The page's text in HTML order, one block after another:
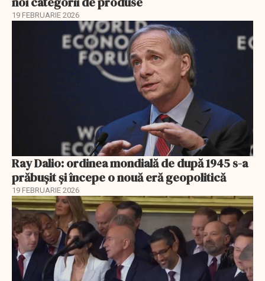
19 FEBRUARIE 2026
Ray Dalio: ordinea mondială de după 1945 s-a
prăbușit și începe o nouă eră geopolitică
19 FEBRUARIE 2026